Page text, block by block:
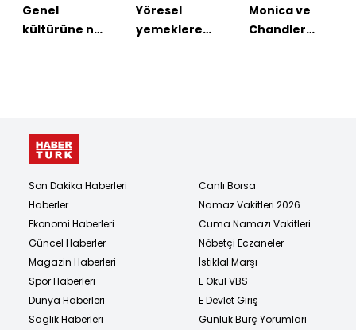
Genel
kültürüne ne
Yöresel
yemeklere
Monica ve
Chandler
İlişkiniz
hakkındaki
cevaplarınız
size hangi
sitcom
olduğunuzu
söylüyor!
Son Dakika Haberleri
Haberler
Ekonomi Haberleri
Güncel Haberler
Magazin Haberleri
Spor Haberleri
Dünya Haberleri
Sağlık Haberleri
Canlı Borsa
Namaz Vakitleri 2026
Cuma Namazı Vakitleri
Nöbetçi Eczaneler
İstiklal Marşı
E Okul VBS
E Devlet Giriş
Günlük Burç Yorumları